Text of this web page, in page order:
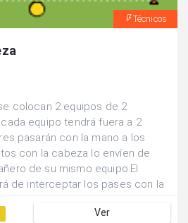
Técnicos
colocan 2 equipos de 2
equipo tendrá fuera a 2
pasarán con la mano a los
con la cabeza lo envíen de
de su mismo equipo.El
de interceptar los pases con la
Ver